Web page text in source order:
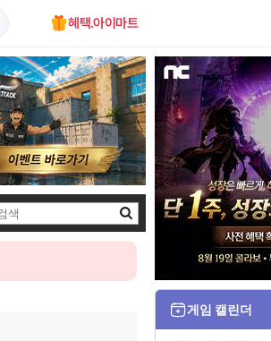
혜택.아이마트
검
색
게임 캘린더